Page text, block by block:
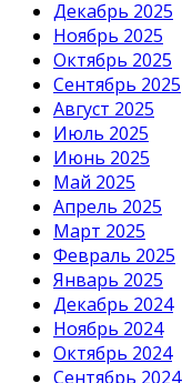
Декабрь 2025
Ноябрь 2025
Октябрь 2025
Сентябрь 2025
Август 2025
Июль 2025
Июнь 2025
Май 2025
Апрель 2025
Март 2025
Февраль 2025
Январь 2025
Декабрь 2024
Ноябрь 2024
Октябрь 2024
Сентябрь 2024